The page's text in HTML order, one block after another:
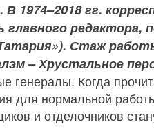
1974–2018 гг.
редактора,
Стаж
– Хрустальное
генералы. Когда
нормальной
и отделочников